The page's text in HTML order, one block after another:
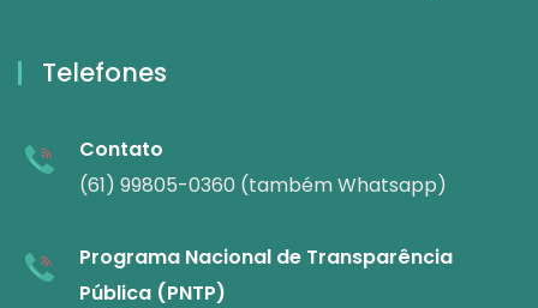
Telefones
Contato
(61) 99805-0360 (também Whatsapp)
Programa Nacional de Transparência
Pública (PNTP)